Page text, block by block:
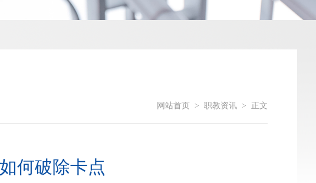
网站首页 > 职教资讯 > 正文
何破除卡点